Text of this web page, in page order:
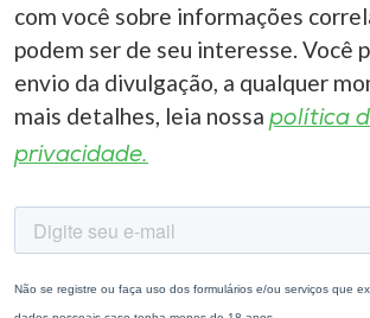
com você sobre informações
podem ser de seu interesse. Você
envio da divulgação, a qualquer
mais detalhes, leia nossa política
privacidade.